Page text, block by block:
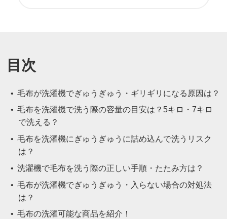
目次
毛布が洗濯機でぎゅうぎゅう・ギリギリになる原因は？
毛布を洗濯機で洗う際の容量の目安は？5キロ・7キロ
で洗える？
毛布を洗濯機にぎゅうぎゅうに詰め込んで洗うリスク
は？
洗濯機で毛布を洗う際の正しい手順・たたみ方は？
毛布が洗濯機でぎゅうぎゅう・入らない場合の対処法
は？
毛布の洗濯可能な商品を紹介！